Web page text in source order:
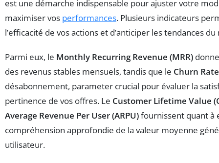
est une démarche indispensable pour ajuster votre
maximiser vos performances. Plusieurs indicateurs
l’efficacité de vos actions et d’anticiper les tendances
Parmi eux, le Monthly Recurring Revenue (MRR)
des revenus stables mensuels, tandis que le Churn Rate
désabonnement, parameter crucial pour évaluer la
pertinence de vos offres. Le Customer Lifetime Value
Average Revenue Per User (ARPU)fournissent quant à
compréhension approfondie de la valeur moyenne
utilisateur.